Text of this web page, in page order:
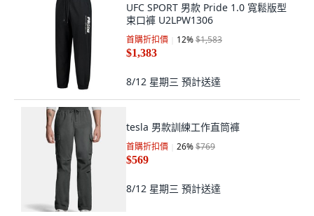
UFC SPORT 男款 Pride 1.0 寬鬆版型
束口褲 U2LPW1306
首購折扣價 12%$1,583
$1,383
8/12 星期三 預計送達
tesla 男款訓練工作直筒褲
首購折扣價 26%$769
$569
8/12 星期三 預計送達